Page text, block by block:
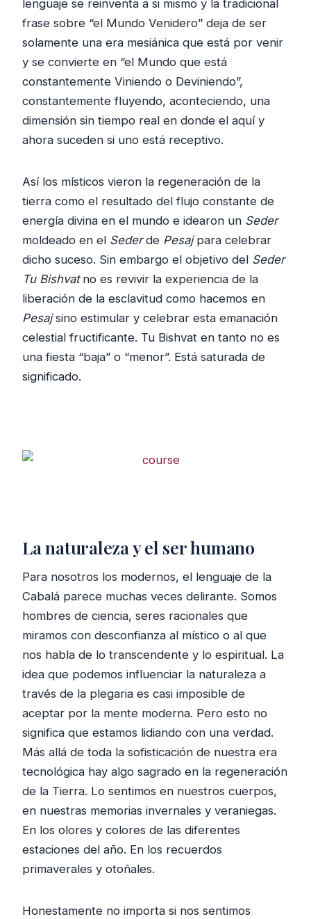
lenguaje se reinventa a si mismo y la tradicional
frase sobre “el Mundo Venidero” deja de ser
solamente una era mesiánica que está por venir
y se convierte en “el Mundo que está
constantemente Viniendo o Deviniendo”,
constantemente fluyendo, aconteciendo, una
dimensión sin tiempo real en donde el aquí y
ahora suceden si uno está receptivo.
Así los místicos vieron la regeneración de la
tierra como el resultado del flujo constante de
energía divina en el mundo e idearon un Seder
moldeado en el Sederde Pesaj para celebrar
dicho suceso. Sin embargo el objetivo del Seder
Tu Bishvatno es revivir la experiencia de la
liberación de la esclavitud como hacemos en
Pesajsino estimular y celebrar esta emanación
celestial fructificante. Tu Bishvat en tanto no es
una fiesta “baja” o “menor”. Está saturada de
significado.
La naturaleza y el ser humano
Para nosotros los modernos, el lenguaje de la
Cabalá parece muchas veces delirante. Somos
hombres de ciencia, seres racionales que
miramos con desconfianza al místico o al que
nos habla de lo transcendente y lo espiritual. La
idea que podemos influenciar la naturaleza a
través de la plegaria es casi imposible de
aceptar por la mente moderna. Pero esto no
significa que estamos lidiando con una verdad.
Más allá de toda la sofisticación de nuestra era
tecnológica hay algo sagrado en la regeneración
de la Tierra. Lo sentimos en nuestros cuerpos,
en nuestras memorias invernales y veraniegas.
En los olores y colores de las diferentes
estaciones del año. En los recuerdos
primaverales y otoñales.
Honestamente no importa si nos sentimos